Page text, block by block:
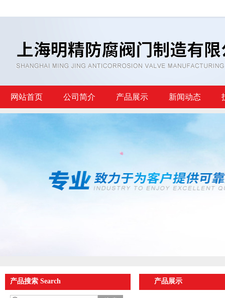
网站首页 公司简介 产品展示 新闻动态
产品搜索 Search 产品展示